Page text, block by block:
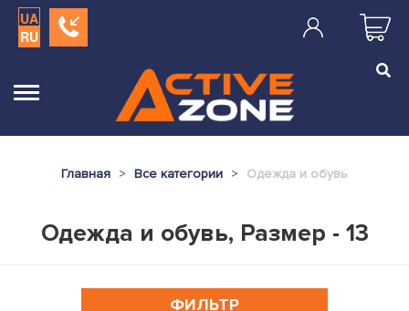
UA
RU
Главная Все категории Одежда и обувь
Одежда и обувь, Размер - 13
ФИЛЬТР